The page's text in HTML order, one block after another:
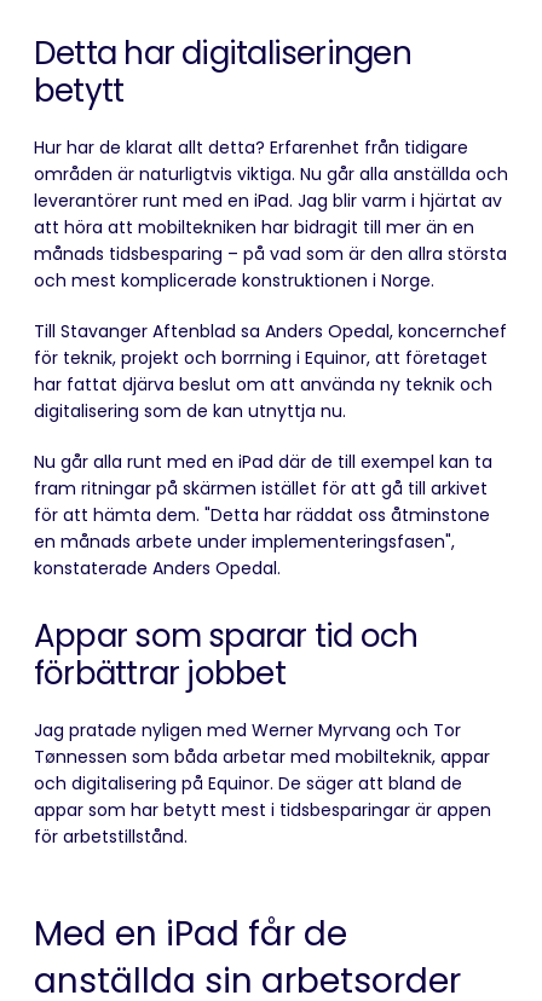
Detta har digitaliseringen
betytt
Hur har de klarat allt detta? Erfarenhet från tidigare
områden är naturligtvis viktiga. Nu går alla anställda och
leverantörer runt med en iPad. Jag blir varm i hjärtat av
att höra att mobiltekniken har bidragit till mer än en
månads tidsbesparing – på vad som är den allra största
och mest komplicerade konstruktionen i Norge.
Till Stavanger Aftenblad sa Anders Opedal, koncernchef
för teknik, projekt och borrning i Equinor, att företaget
har fattat djärva beslut om att använda ny teknik och
digitalisering som de kan utnyttja nu.
Nu går alla runt med en iPad där de till exempel kan ta
fram ritningar på skärmen istället för att gå till arkivet
för att hämta dem. "Detta har räddat oss åtminstone
en månads arbete under implementeringsfasen",
konstaterade Anders Opedal.
Appar som sparar tid och
förbättrar jobbet
Jag pratade nyligen med Werner Myrvang och Tor
Tønnessen som båda arbetar med mobilteknik, appar
och digitalisering på Equinor. De säger att bland de
appar som har betytt mest i tidsbesparingar är appen
för arbetstillstånd.
Med en iPad får de
anställda sin arbetsorder